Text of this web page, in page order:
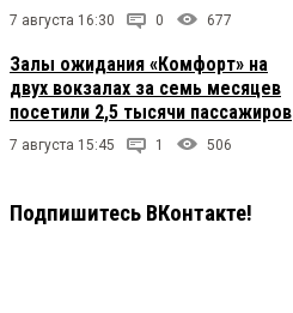
7 августа 16:30 0 677
Залы ожидания «Комфорт» на
двух вокзалах за семь месяцев
посетили 2,5 тысячи пассажиров
7 августа 15:45 1 506
Подпишитесь ВКонтакте!